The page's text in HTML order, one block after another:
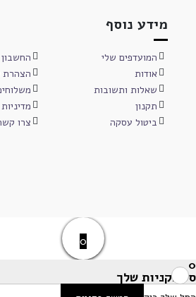
מידע נוסף
המועדפים שלי
אודות
הצהרת
שאלות ותשובות
תקנון
ביטול עסקה
צרו
0
0
סל הקניות שלך